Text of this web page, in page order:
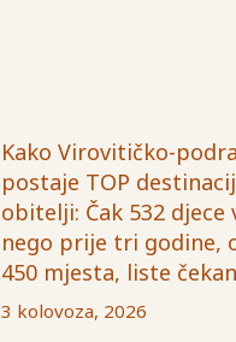
Kako Virovitičko-
postaje TOP
obitelji: Čak 532
nego prije tri godine,
450 mjesta, liste
3 kolovoza, 2026